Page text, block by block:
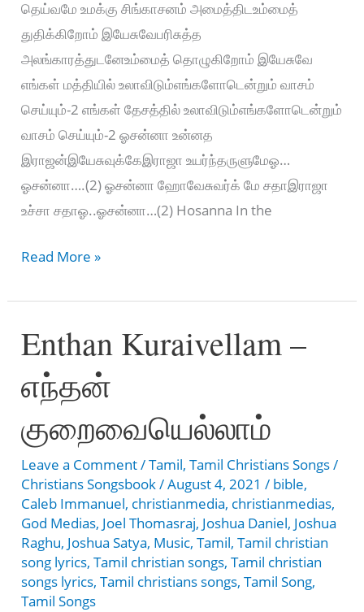
தெய்வமே உமக்கு சிங்காசனம் அமைத்திடஉம்மைத்
துதிக்கிறோம் இயேசுவேபரிசுத்த
அலங்காரத்துடனேஉம்மைத் தொழுகிறோம் இயேசுவே
எங்கள் மத்தியில் உலாவிடும்எங்களோடென்றும் வாசம்
செய்யும்-2 எங்கள் தேசத்தில் உலாவிடும்எங்களோடென்றும்
வாசம் செய்யும்-2 ஓசன்னா உன்னத
இராஜன்இயேசுவுக்கேஇராஜா உயர்ந்தருளுமேஓ…
ஓசன்னா….(2) ஓசன்னா ஹோவேசுவர்க் மே சதாஇராஜா
உச்சா சதாஓ..ஓசன்னா…(2) Hosanna In the
IDHO
–
இதோ
மனிதர்கள்
Read More »
Enthan Kuraivellam –
எந்தன்
குறைவையெல்லாம்
Leave a Comment/Tamil,Tamil Christians Songs/
Christians Songsbook/August 4, 2021/ bible,
Caleb Immanuel, christianmedia, christianmedias,
God Medias, Joel Thomasraj, Joshua Daniel, Joshua
Raghu, Joshua Satya, Music,Tamil,Tamil christian
song lyrics,Tamil christian songs,Tamil christian
songs lyrics,Tamil christians songs,Tamil Song,
Tamil Songs